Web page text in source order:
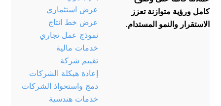
كامل ورؤية متوازنة تعزز
الاستقرار والنمو المستدام.
عرض استثماري
عرض خط انتاج
نموذج عمل تجاري
خدمات مالية
تقييم شركة
إعادة هيكلة الشركات
دمج واستحواذ الشركات
خدمات هندسية